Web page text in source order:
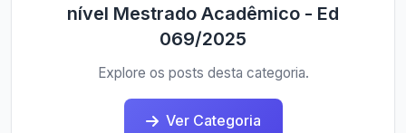
nível Mestrado Acadêmico - Ed
069/2025
Explore os posts desta categoria.
Ver Categoria